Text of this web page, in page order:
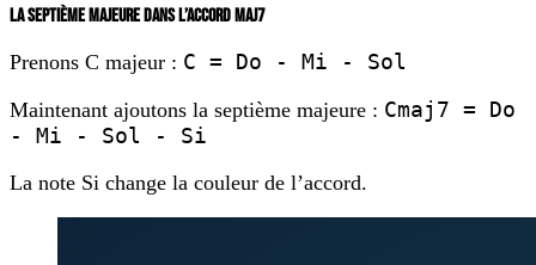
LA SEPTIÈME MAJEURE DANS L’ACCORD MAJ7
Prenons C majeur : C = Do - Mi - Sol
Maintenant ajoutons la septième majeure : Cmaj7 = Do
- Mi - Sol - Si
La note Si change la couleur de l’accord.